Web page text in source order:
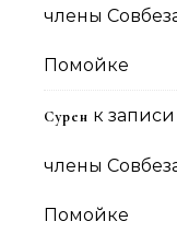
члены
Помойке
Сурен к записи
члены
Помойке